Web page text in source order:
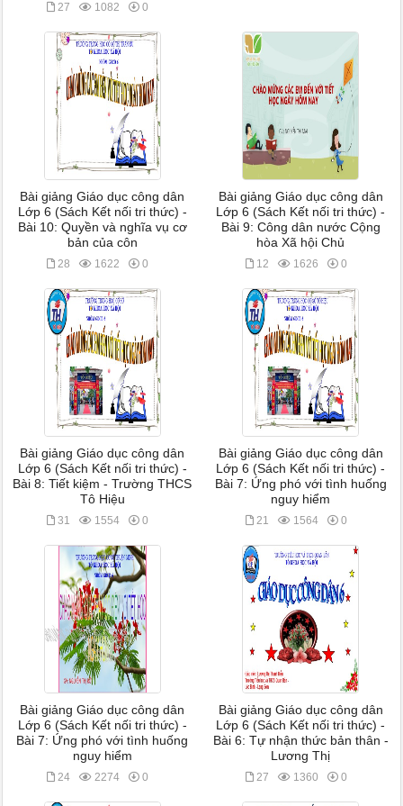
27 1082 0
Bài giảng Giáo dục công dân
Lớp 6 (Sách Kết nối tri thức) -
Bài 10: Quyền và nghĩa vụ cơ
bản của côn
28 1622 0
Bài giảng Giáo dục công dân
Lớp 6 (Sách Kết nối tri thức) -
Bài 9: Công dân nước Cộng
hòa Xã hội Chủ
12 1626 0
Bài giảng Giáo dục công dân
Lớp 6 (Sách Kết nối tri thức) -
Bài 8: Tiết kiệm - Trường THCS
Tô Hiệu
31 1554 0
Bài giảng Giáo dục công dân
Lớp 6 (Sách Kết nối tri thức) -
Bài 7: Ứng phó với tình huống
nguy hiểm
21 1564 0
Bài giảng Giáo dục công dân
Lớp 6 (Sách Kết nối tri thức) -
Bài 7: Ứng phó với tình huống
nguy hiểm
24 2274 0
Bài giảng Giáo dục công dân
Lớp 6 (Sách Kết nối tri thức) -
Bài 6: Tự nhận thức bản thân -
Lương Thị
27 1360 0